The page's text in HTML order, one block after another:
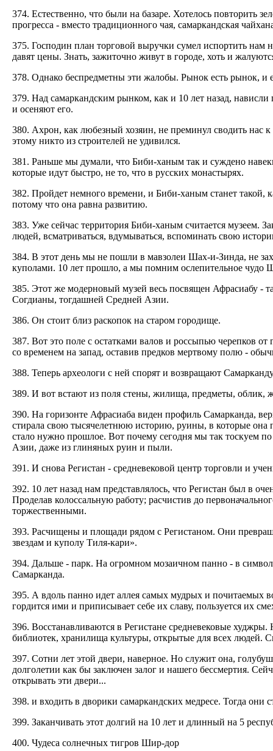
374. Естественно, что были на базаре. Хотелось повторить
прогресса - вместо традиционного чая, самаркандская
375. Господин план торговой выручки сумел испортить нам
давят цены. Знать, зажиточно живут в городе, хоть и
378. Однако беспредметны эти жалобы. Рынок есть рынок, и
379. Над самаркандским рынком, как и 10 лет назад,
и осеняют его.
380. Ахрон, как любезный хозяин, не преминул сводить нас
этому никто из строителей не удивился.
381. Раньше мы думали, что Биби-ханым так и суждено
которые идут быстро, не то, что в русских монастырях.
382. Пройдет немного времени, и Биби-ханым станет такой,
потому что она равна развитию.
383. Уже сейчас территория Биби-ханым считается музеем.
людей, всматриваться, вдумываться, вспоминать свою
384. В этот день мы не пошли в мавзолеи Шах-и-Зинда, не
куполами. 10 лет прошло, а мы помним ослепительное чудо
385. Этот же модерновый музей весь посвящен Афрасиабу -
Согдианы, тогдашней Средней Азии.
386. Он стоит близ раскопок на старом городище.
387. Вот это поле с остатками валов и россыпью черепков
со временем на запад, оставив предков мертвому полю -
388. Теперь археологи с ней спорят и возвращают
389. И вот встают из поля стены, жилища, предметы, облик,
390. На горизонте Афрасиаба виден профиль Самарканда,
стирала свою тысячелетнюю историю, руины, в которые
стало нужно прошлое. Вот почему сегодня мы так тоскуем
Азии, даже из глиняных руин и пыли.
391. И снова Регистан - средневековой центр торговли и
392. 10 лет назад нам представлялось, что Регистан был в
Проделав колоссальную работу; расчистив до
торжественными.
393. Расчищены и площади рядом с Регистаном. Они
звездам и куполу Тиля-кари».
394. Дальше - парк. На огромном мозаичном панно - в
Самарканда.
395. А вдоль панно идет аллея самых мудрых и почитаемых
гордится ими и приписывает себе их славу, пользуется их
396. Восстанавливаются в Регистане средневековые
библиотек, хранилища культуры, открытые для всех людей.
397. Сотни лет этой двери, наверное. Но служит она,
долголетии как бы заключен залог и нашего бессмертия.
открывать эти двери...
398. и входить в дворики самаркандских медресе. Тогда
399. Заканчивать этот долгий на 10 лет и длинный на 5
400. Чудеса солнечных тигров Шир-дор